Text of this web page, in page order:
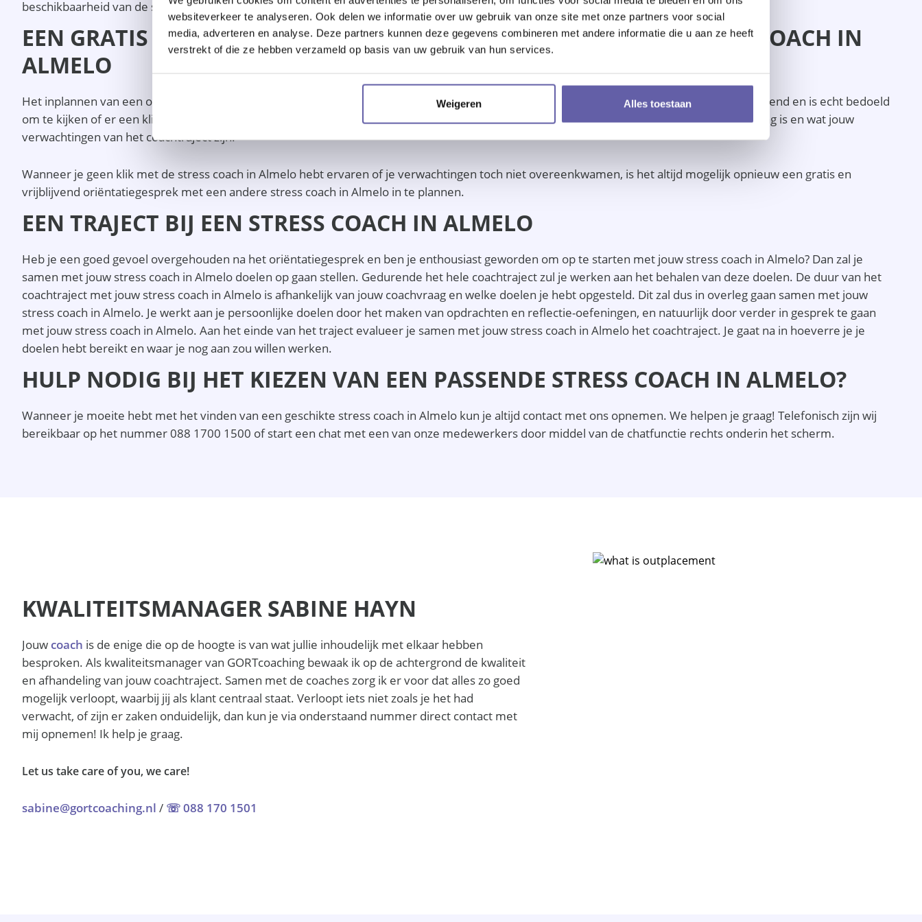
websiteverkeer te analyseren. Ook delen we informatie over uw gebruik van onze site met onze partners voor social
media, adverteren en analyse. Deze partners kunnen deze gegevens combineren met andere informatie die u aan ze heeft
verstrekt of die ze hebben verzameld op basis van uw gebruik van hun services.
Weigeren Alles toestaan
beschikbaarheid van de stress coach in Almelo op het profiel.
EEN GRATIS EN VRIJBLIJVEND ORIËNTATIEGESPREK MET EEN STRESS COACH IN
ALMELO
Het inplannen van een oriëntatiegesprek is de eerste stap in het coachtraject met een stress coach in Almelo. Dit gesprek is gratis en vrijblijvend en is echt bedoeld
om te kijken of er een klik is met de stress coach in Almelo. In het oriëntatiegesprek zal de stress coach in Almelo vragen wat jouw coachvraag is en wat jouw
verwachtingen van het coachtraject zijn.
Wanneer je geen klik met de stress coach in Almelo hebt ervaren of je verwachtingen toch niet overeenkwamen, is het altijd mogelijk opnieuw een gratis en
vrijblijvend oriëntatiegesprek met een andere stress coach in Almelo in te plannen.
EEN TRAJECT BIJ EEN STRESS COACH IN ALMELO
Heb je een goed gevoel overgehouden na het oriëntatiegesprek en ben je enthousiast geworden om op te starten met jouw stress coach in Almelo? Dan zal je
samen met jouw stress coach in Almelo doelen op gaan stellen. Gedurende het hele coachtraject zul je werken aan het behalen van deze doelen. De duur van het
coachtraject met jouw stress coach in Almelo is afhankelijk van jouw coachvraag en welke doelen je hebt opgesteld. Dit zal dus in overleg gaan samen met jouw
stress coach in Almelo. Je werkt aan je persoonlijke doelen door het maken van opdrachten en reflectie-oefeningen, en natuurlijk door verder in gesprek te gaan
met jouw stress coach in Almelo. Aan het einde van het traject evalueer je samen met jouw stress coach in Almelo het coachtraject. Je gaat na in hoeverre je je
doelen hebt bereikt en waar je nog aan zou willen werken.
HULP NODIG BIJ HET KIEZEN VAN EEN PASSENDE STRESS COACH IN ALMELO?
Wanneer je moeite hebt met het vinden van een geschikte stress coach in Almelo kun je altijd contact met ons opnemen. We helpen je graag! Telefonisch zijn wij
bereikbaar op het nummer 088 1700 1500 of start een chat met een van onze medewerkers door middel van de chatfunctie rechts onderin het scherm.
KWALITEITSMANAGER SABINE HAYN
Jouw coach is de enige die op de hoogte is van wat jullie inhoudelijk met elkaar hebben
besproken. Als kwaliteitsmanager van GORTcoaching bewaak ik op de achtergrond de kwaliteit
en afhandeling van jouw coachtraject. Samen met de coaches zorg ik er voor dat alles zo goed
mogelijk verloopt, waarbij jij als klant centraal staat. Verloopt iets niet zoals je het had
verwacht, of zijn er zaken onduidelijk, dan kun je via onderstaand nummer direct contact met
mij opnemen! Ik help je graag.
Let us take care of you, we care!
sabine@gortcoaching.nl / ☏ 088 170 1501